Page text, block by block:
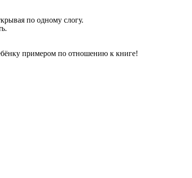
по одному слогу.
примером по отношению к книге!